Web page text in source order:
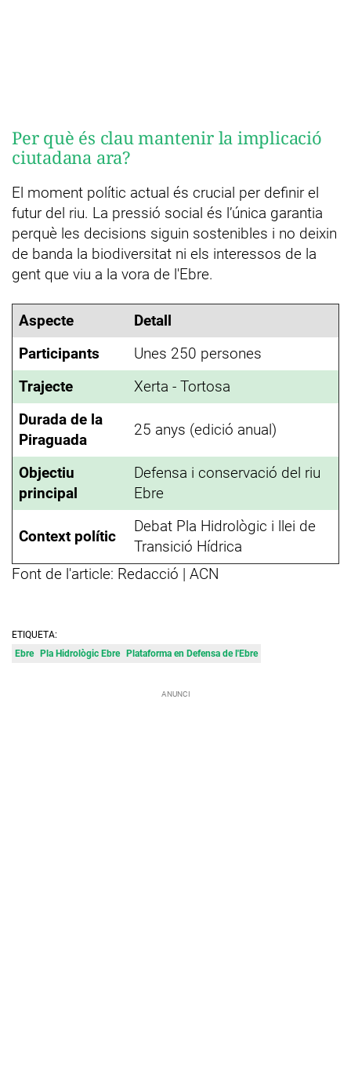
Per què és clau mantenir la implicació
ciutadana ara?
El moment polític actual és crucial per definir el
futur del riu. La pressió social és l’única garantia
perquè les decisions siguin sostenibles i no deixin
de banda la biodiversitat ni els interessos de la
gent que viu a la vora de l'Ebre.
Aspecte
Detall
Participants
Unes 250 persones
Trajecte
Xerta - Tortosa
Durada de la
Piraguada
25 anys (edició anual)
Objectiu
principal
Defensa i conservació del riu
Ebre
Context polític
Debat Pla Hidrològic i llei de
Transició Hídrica
Font de l'article: Redacció | ACN
ETIQUETA:
Ebre Pla Hidrològic Ebre Plataforma en Defensa de l'Ebre